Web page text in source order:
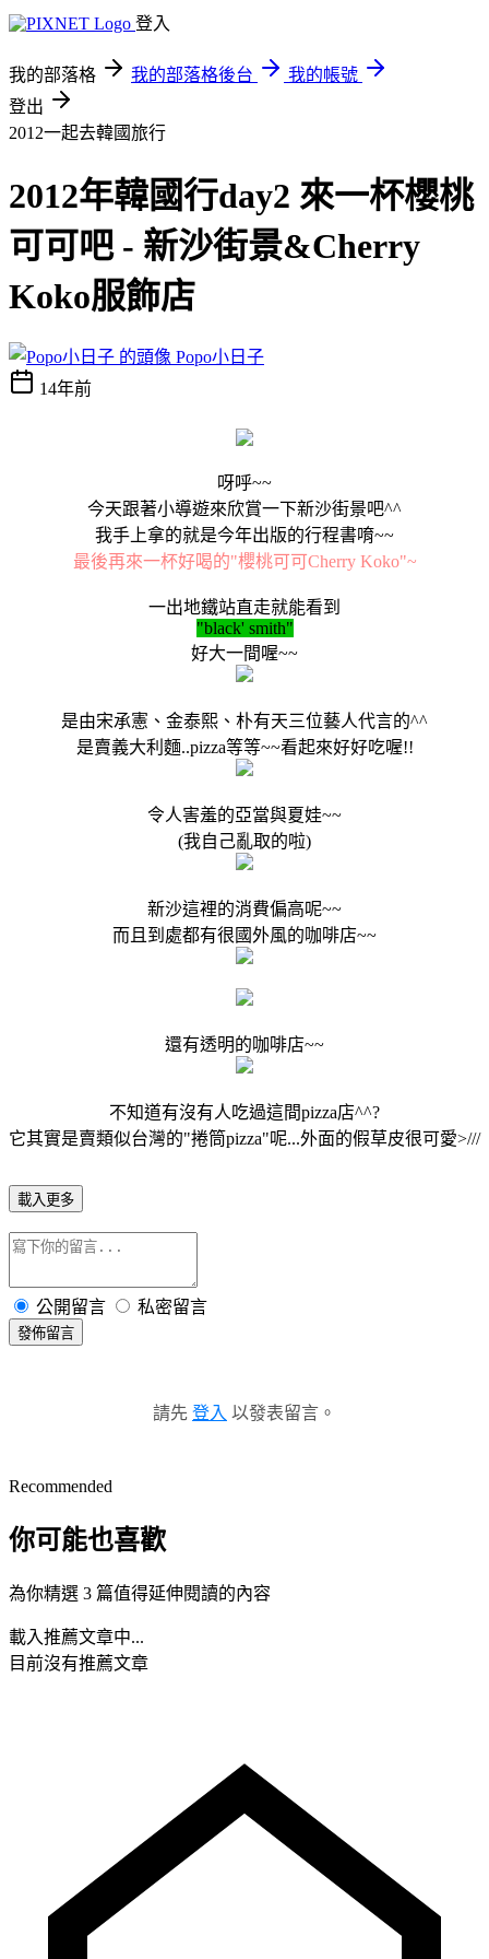
登入
我的部落格 我的部落格後台
我的帳號
登出
2012一起去韓國旅行
2012年韓國行day2 來一杯櫻桃
可可吧 - 新沙街景&Cherry
Koko服飾店
Popo小日子
14年前
呀呼~~
今天跟著小導遊來欣賞一下新沙街景吧^^
我手上拿的就是今年出版的行程書唷~~
最後再來一杯好喝的"櫻桃可可Cherry Koko"~
一出地鐵站直走就能看到
"black' smith"
好大一間喔~~
是由宋承憲、金泰熙、朴有天三位藝人代言的^^
是賣義大利麵..pizza等等~~看起來好好吃喔!!
令人害羞的亞當與夏娃~~
(我自己亂取的啦)
新沙這裡的消費偏高呢~~
而且到處都有很國外風的咖啡店~~
還有透明的咖啡店~~
不知道有沒有人吃過這間pizza店^^?
它其實是賣類似台灣的"捲筒pizza"呢...外面的假草皮很可愛>///
載入更多
公開留言 私密留言
發佈留言
請先 登入 以發表留言。
Recommended
你可能也喜歡
為你精選 3 篇值得延伸閱讀的內容
載入推薦文章中...
目前沒有推薦文章